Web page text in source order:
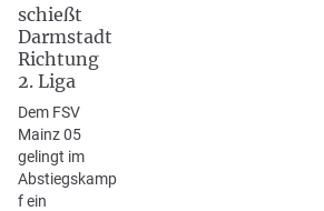
schießt
Darmstadt
Richtung
2. Liga
Dem FSV
Mainz 05
gelingt im
Abstiegskamp
f ein